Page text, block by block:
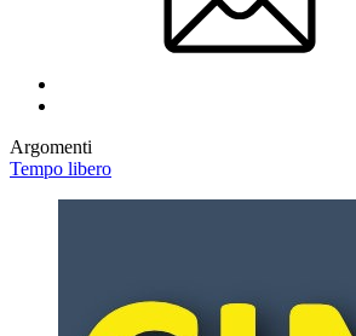
Argomenti
Tempo libero